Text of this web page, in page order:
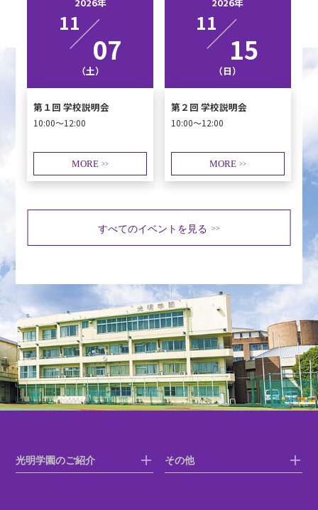
11
07
（土）
第１回 学校説明会
10:00～12:00
MORE >>
11
15
（日）
第２回 学校説明会
10:00～12:00
MORE >>
すべてのイベントを見る >>
光明学園のご紹介 その他